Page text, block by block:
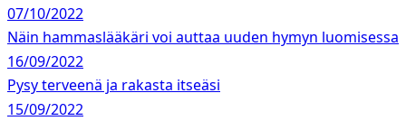
07/10/2022
Näin hammaslääkäri voi auttaa uuden hymyn luomisessa
16/09/2022
Pysy terveenä ja rakasta itseäsi
15/09/2022